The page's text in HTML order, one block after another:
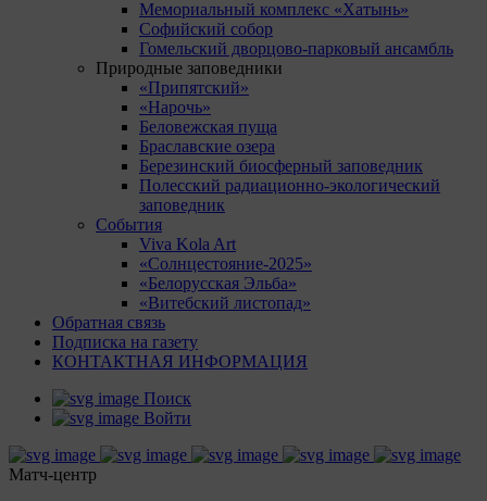
Мемориальный комплекс «Хатынь»
Софийский собор
Гомельский дворцово-парковый ансамбль
Природные заповедники
«Припятский»
«Нарочь»
Беловежская пуща
Браславские озера
Березинский биосферный заповедник
Полесский радиационно-экологический
заповедник
События
Viva Kola Art
«Солнцестояние-2025»
«Белорусская Эльба»
«Витебский листопад»
Обратная связь
Подписка на газету
КОНТАКТНАЯ ИНФОРМАЦИЯ
Поиск
Войти
Матч-центр